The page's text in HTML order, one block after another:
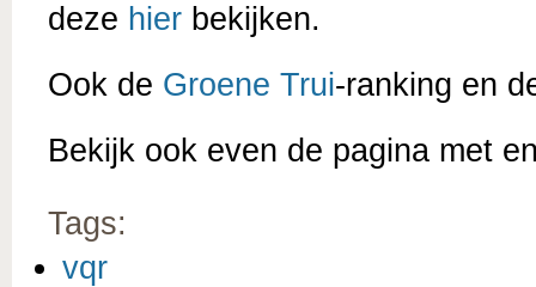
deze hier bekijken.
Ook de Groene Trui-ranking en
Bekijk ook even de pagina met
Tags:
vqr